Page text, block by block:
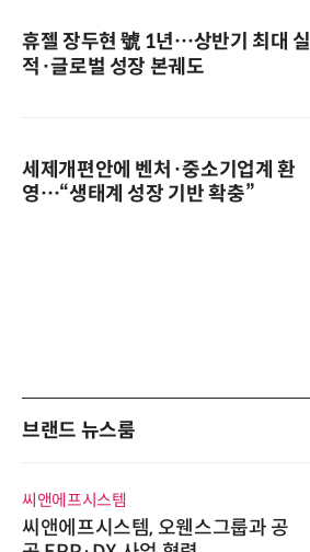
휴젤 장두현 號 1년…상반기 최대 실
적·글로벌 성장 본궤도
세제개편안에 벤처·중소기업계 환
영…“생태계 성장 기반 확충”
브랜드 뉴스룸
씨앤에프시스템
씨앤에프시스템, 오웬스그룹과 공